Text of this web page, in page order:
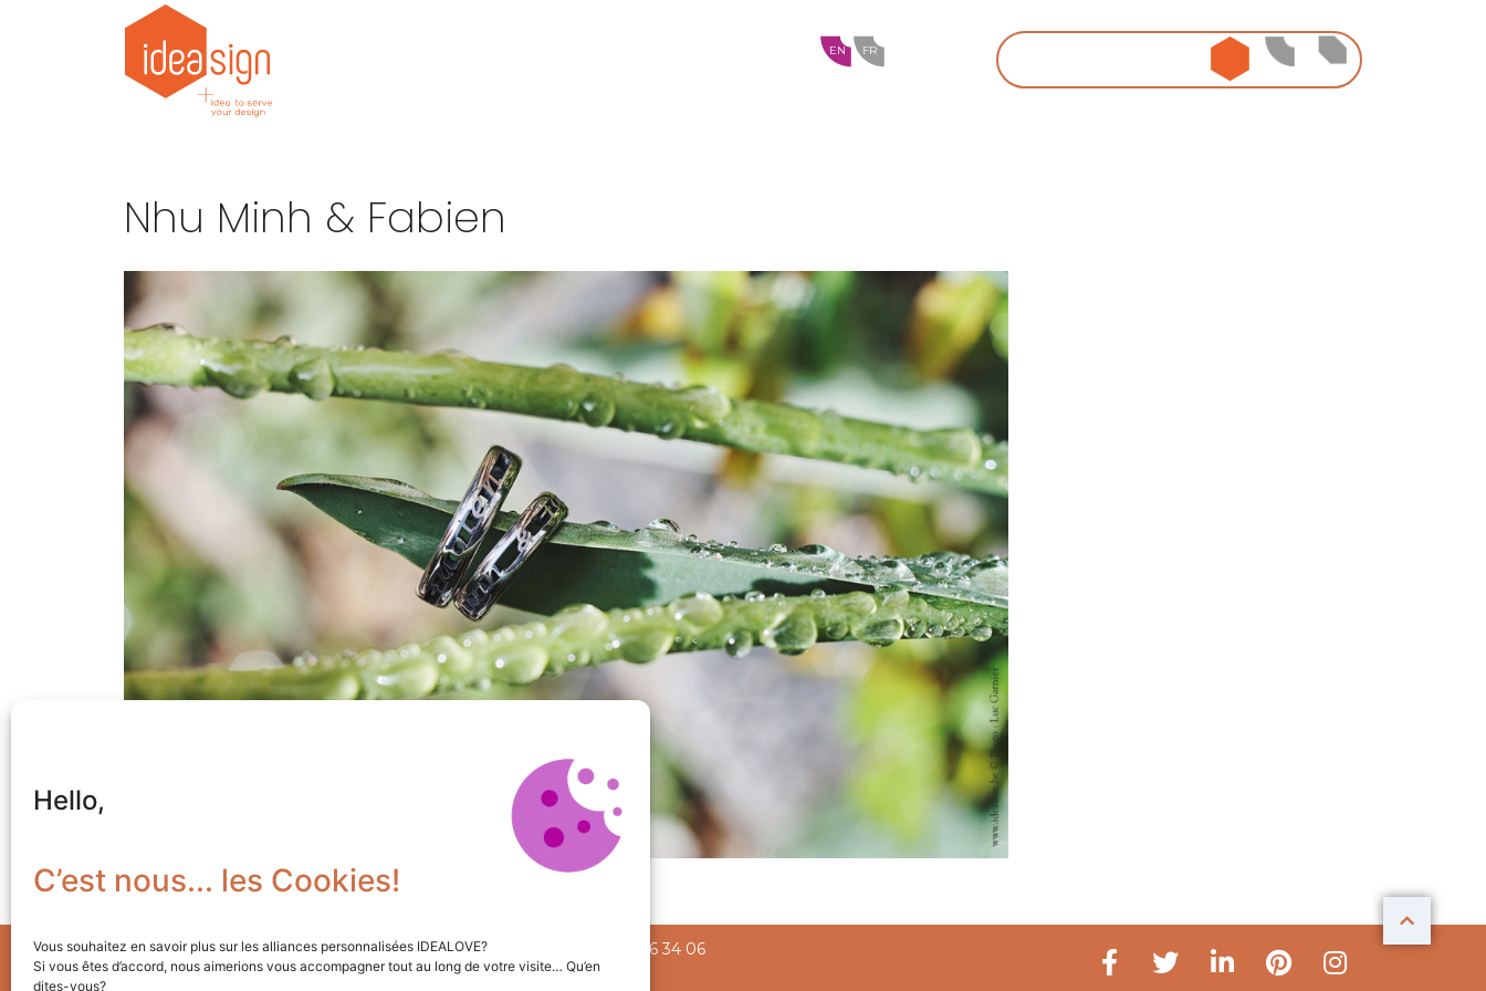
Hello,
C’est nous... les Cookies!
Vous souhaitez en savoir plus sur les alliances personnalisées IDEALOVE?
Si vous êtes d’accord, nous aimerions vous accompagner tout au long de votre visite… Qu’en
dites-vous?
FR
EN
ideasign ideanow
Nhu Minh & Fabien
© 2023 Idealove+ Rue de la Liberté 21 + 4020 Liège +
+32 478 56 34 06
Conditions générales de ventes+ Site: Caregraphic.be